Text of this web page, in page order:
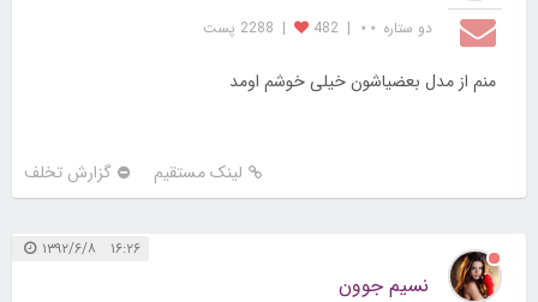
دو ستاره ⋆⋆ |
482
| 2288 پست
منم از مدل بعضیاشون خیلی خوشم اومد
لینک مستقیم گزارش تخلف
۱۶:۲۶ ۱۳۹۲/۶/۸
نسیم جوون